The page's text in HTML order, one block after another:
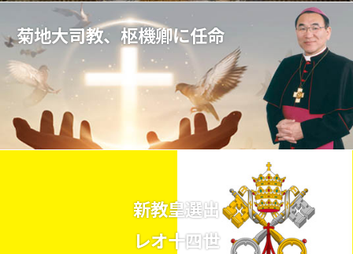
菊地大司教、枢機卿に任命
新教皇選出
レオ十四世